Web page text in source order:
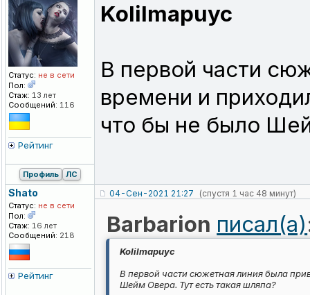
Статус: не в сети
Пол:
Стаж: 13 лет
Сообщений: 116
Рейтинг
KoIiImapuyc
В первой части
времени и
что бы не было
Профиль ЛС
Shato
Статус: не в сети
Пол:
Стаж: 16 лет
Сообщений: 218
Рейтинг
04-Сен-2021 21:27 (спустя 1 час 48 минут)
Barbarion писал(а)
KoIiImapuyc
В первой части сюжетная линия была
Шейм Овера. Тут есть такая шляпа?